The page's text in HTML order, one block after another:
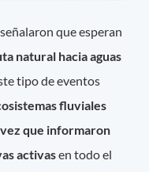
señalaron que esperan
natural hacia aguas
tipo de eventos
fluviales
que informaron
activasen todo el